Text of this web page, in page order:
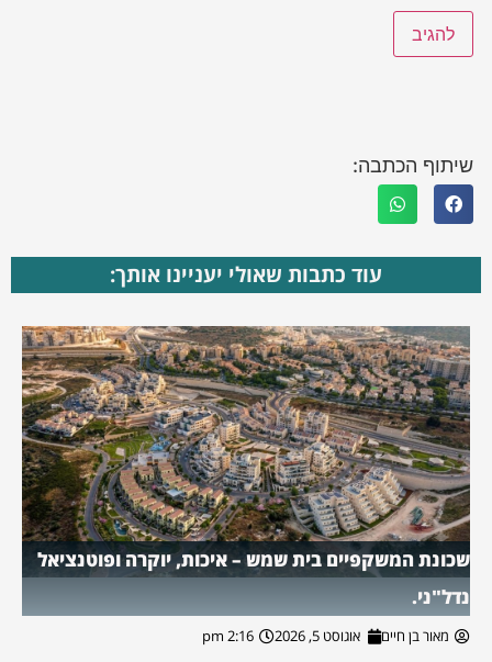
שיתוף הכתבה:
עוד כתבות שאולי יעניינו אותך:
שכונת המשקפיים בית שמש – איכות, יוקרה ופוטנציאל
נדל"ני.
מאור בן חיים אוגוסט 5, 2026 2:16 pm